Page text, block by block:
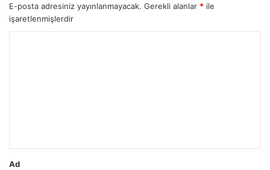
E-posta adresiniz yayınlanmayacak. Gerekli alanlar * ile
işaretlenmişlerdir
Ad